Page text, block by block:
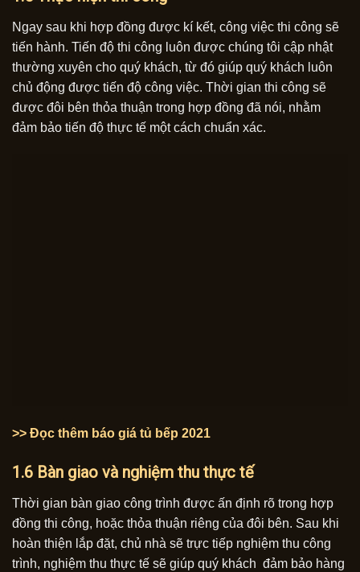
Ngay sau khi hợp đồng được kí kết, công việc thi công sẽ
tiến hành. Tiến độ thi công luôn được chúng tôi cập nhật
thường xuyên cho quý khách, từ đó giúp quý khách luôn
chủ động được tiến độ công việc. Thời gian thi công sẽ
được đôi bên thỏa thuận trong hợp đồng đã nói, nhằm
đảm bảo tiến độ thực tế một cách chuẩn xác.
>> Đọc thêm báo giá tủ bếp 2021
1.6 Bàn giao và nghiệm thu thực tế
Thời gian bàn giao công trình được ấn định rõ trong hợp
đồng thi công, hoặc thỏa thuận riêng của đôi bên. Sau khi
hoàn thiện lắp đặt, chủ nhà sẽ trực tiếp nghiệm thu công
trình, nghiệm thu thực tế sẽ giúp quý khách đảm bảo hàng